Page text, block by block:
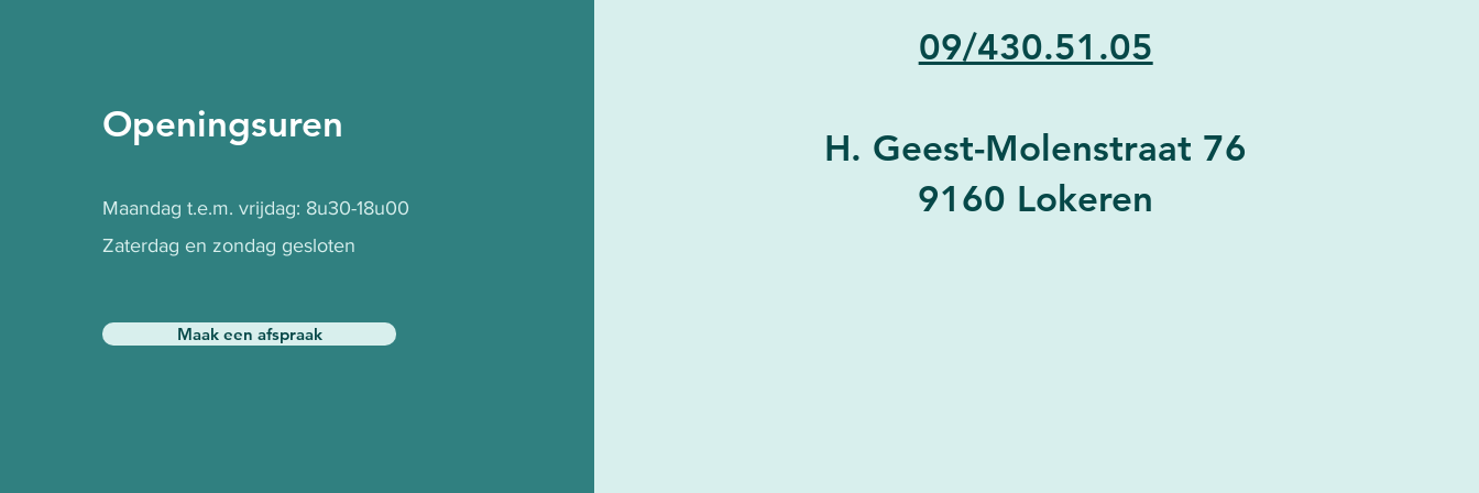
Openingsuren
Maandag t.e.m. vrijdag: 8u30-18u00
Zaterdag en zondag gesloten
Maak een afspraak
09/430.51.05
H. Geest-Molenstraat 76
9160 Lokeren